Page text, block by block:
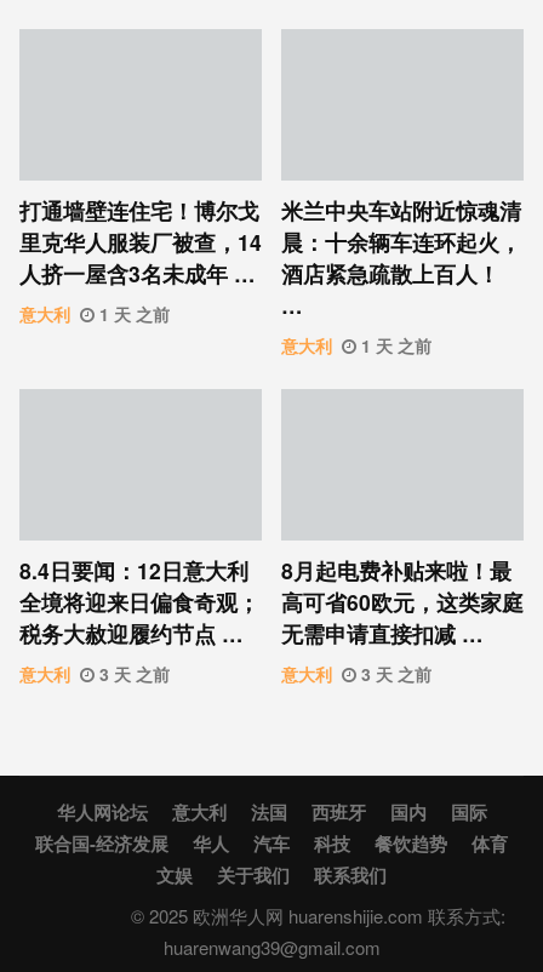
打通墙壁连住宅！博尔戈
里克华人服装厂被查，14
人挤一屋含3名未成年 …
意大利 1 天 之前
米兰中央车站附近惊魂清
晨：十余辆车连环起火，
酒店紧急疏散上百人！
…
意大利 1 天 之前
8.4日要闻：12日意大利
全境将迎来日偏食奇观；
税务大赦迎履约节点 …
意大利 3 天 之前
8月起电费补贴来啦！最
高可省60欧元，这类家庭
无需申请直接扣减 …
意大利 3 天 之前
华人网论坛 意大利 法国 西班牙 国内
国际
联合国-经济发展
华人 汽车 科技 餐饮趋势
体育
文娱
关于我们 联系我们
© 2025 欧洲华人网 huarenshijie.com 联系方式:
huarenwang39@gmail.com